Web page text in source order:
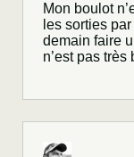
Mon boulot
les sorties
demain faire
n’est pas